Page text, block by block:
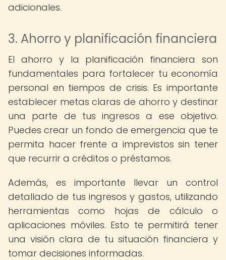
adicionales.
3. Ahorro y planificación financiera
El ahorro y la planificación financiera son
fundamentales para fortalecer tu economía
personal en tiempos de crisis. Es importante
establecer metas claras de ahorro y destinar
una parte de tus ingresos a ese objetivo.
Puedes crear un fondo de emergencia que te
permita hacer frente a imprevistos sin tener
que recurrir a créditos o préstamos.
Además, es importante llevar un control
detallado de tus ingresos y gastos, utilizando
herramientas como hojas de cálculo o
aplicaciones móviles. Esto te permitirá tener
una visión clara de tu situación financiera y
tomar decisiones informadas.